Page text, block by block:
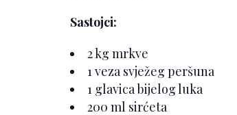
Sastojci:
2 kg mrkve
1 veza svježeg peršuna
1 glavica bijelog luka
200 ml sirćeta